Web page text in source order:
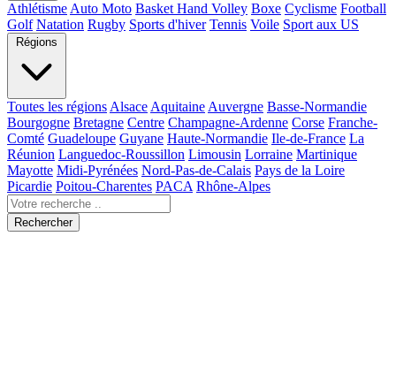
Athlétisme Auto Moto Basket Hand Volley Boxe Cyclisme Football
Golf Natation Rugby Sports d'hiver Tennis Voile Sport aux US
Régions
Toutes les régions Alsace Aquitaine Auvergne Basse-Normandie
Bourgogne Bretagne Centre Champagne-Ardenne Corse Franche-
Comté Guadeloupe Guyane Haute-Normandie Ile-de-France La
Réunion Languedoc-Roussillon Limousin Lorraine Martinique
Mayotte Midi-Pyrénées Nord-Pas-de-Calais Pays de la Loire
Picardie Poitou-Charentes PACA Rhône-Alpes
Rechercher